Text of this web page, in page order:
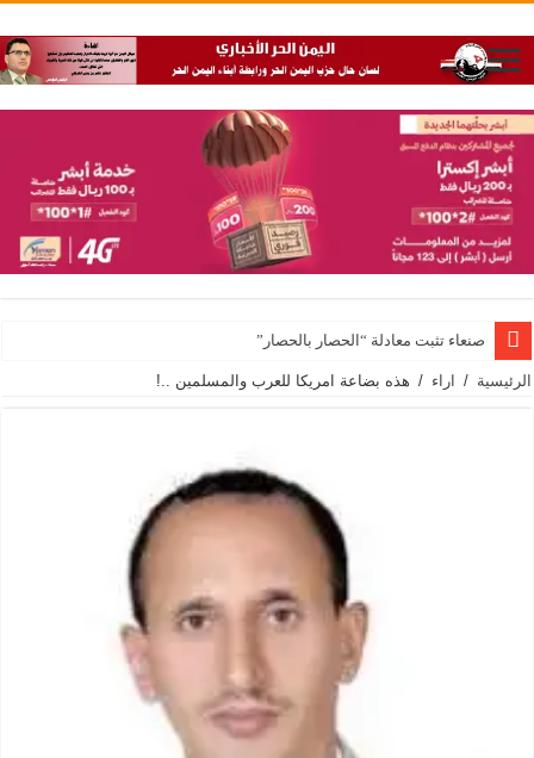
صنعاء تثبت معادلة “الحصار بالحصار”
الرئيسية / اراء / هذه بضاعة امريكا للعرب والمسلمين ..!